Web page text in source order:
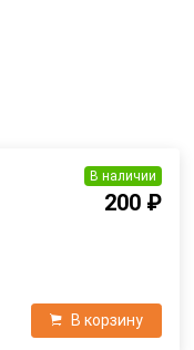
В наличии
200 ₽
В корзину